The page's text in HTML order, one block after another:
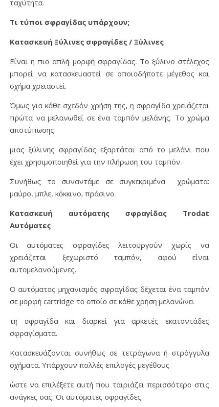
ταχύτητα.
Τι τύποι σφραγίδας υπάρχουν;
Κατασκευή Ξύλινες σφραγίδες / Ξύλινες
Είναι η πιο απλή μορφή σφραγίδας. Το ξύλινο στέλεχος
μπορεί να κατασκευαστεί σε οποιοδήποτε μέγεθος και
σχήμα χρειαστεί.
Όμως για κάθε σχεδόν χρήση της, η σφραγίδα χρειάζεται
πρώτα να μελανωθεί σε ένα ταμπόν μελάνης. Το χρώμα
αποτύπωσης
μιας ξύλινης σφραγίδας εξαρτάται από το μελάνι που
έχει χρησιμοποιηθεί για την πλήρωση του ταμπόν.
Συνήθως το συναντάμε σε συγκεκριμένα χρώματα:
μαύρο, μπλε, κόκκινο, πράσινο.
Κατασκευή αυτόματης σφραγίδας Trodat
Αυτόματες
Οι αυτόματες σφραγίδες λειτουργούν χωρίς να
χρειάζεται ξεχωριστό ταμπόν, αφού είναι
αυτομελανούμενες.
Ο αυτόματος μηχανισμός σφραγίδας δέχεται ένα ταμπόν
σε μορφή cartridge το οποίο σε κάθε χρήση μελανώνει
τη σφραγίδα και διαρκεί για αρκετές εκατοντάδες
σφραγίσματα.
Κατασκευάζονται συνήθως σε τετράγωνα ή στρόγγυλα
σχήματα. Υπάρχουν πολλές επιλογές μεγέθους
ώστε να επιλέξετε αυτή που ταιριάζει περισσότερο στις
ανάγκες σας. Οι αυτόματες σφραγίδες